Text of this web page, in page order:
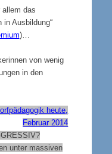
allem das
in Ausbildung“
)…
von wenig
in den
heute,
Februar 2014
unter massiven